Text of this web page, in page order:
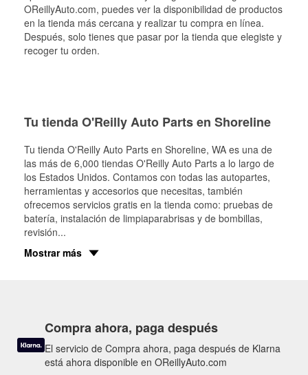
OReillyAuto.com, puedes ver la disponibilidad de productos
en la tienda más cercana y realizar tu compra en línea.
Después, solo tienes que pasar por la tienda que elegiste y
recoger tu orden.
Tu tienda O'Reilly Auto Parts en Shoreline
Tu tienda O'Reilly Auto Parts en Shoreline, WA es una de
las más de 6,000 tiendas O'Reilly Auto Parts a lo largo de
los Estados Unidos. Contamos con todas las autopartes,
herramientas y accesorios que necesitas, también
ofrecemos servicios gratis en la tienda como: pruebas de
batería, instalación de limpiaparabrisas y de bombillas,
revisión...
Mostrar más
Compra ahora, paga después
El servicio de Compra ahora, paga después de Klarna
está ahora disponible en OReillyAuto.com